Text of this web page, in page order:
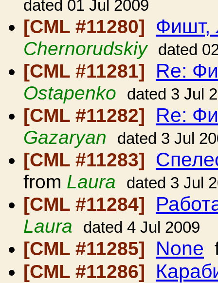
dated 01 Jul 2009
[CML #11280] Фишт,
Chernorudskiy dated
[CML #11281] Re:
Ostapenko dated 3 Jul
[CML #11282] Re:
Gazaryan dated 3 Jul
[CML #11283]
from Laura dated 3 Jul
[CML #11284]
Laura dated 4 Jul 2009
[CML #11285] None
[CML #11286]